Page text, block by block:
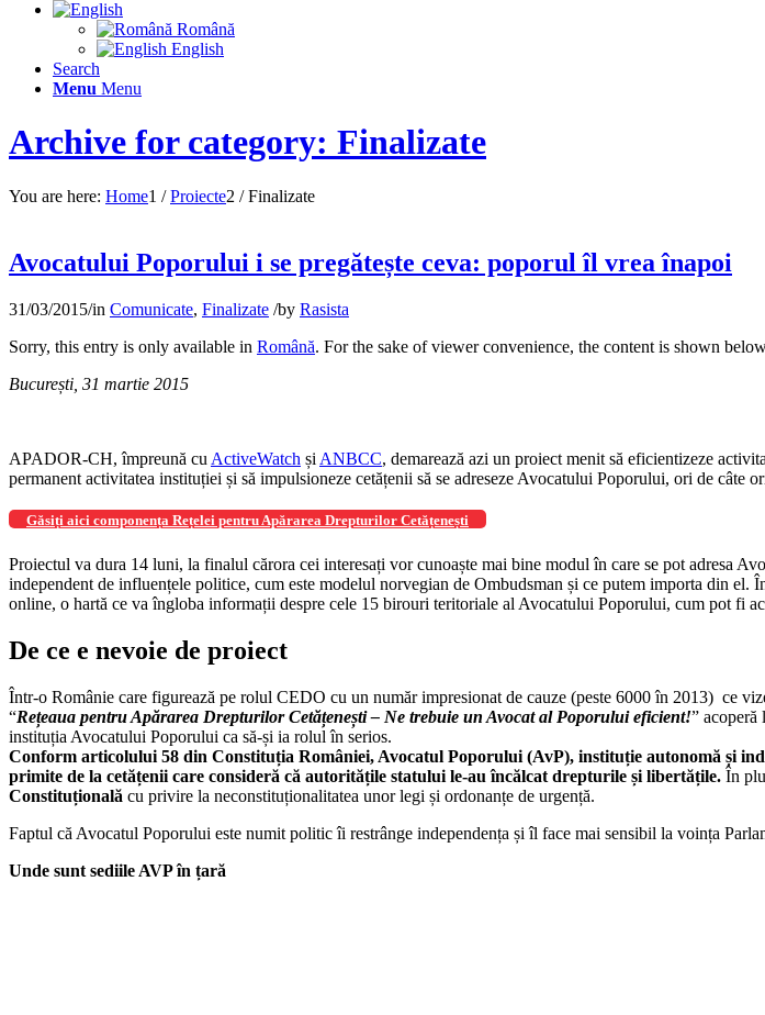
Română
English
Search
Menu Menu
Archive for category: Finalizate
You are here: Home1 / Proiecte2 / Finalizate
Avocatului Poporului i se pregătește ceva: poporul îl vrea înapoi
31/03/2015/in Comunicate, Finalizate /by Rasista
Sorry, this entry is only available in Română. For the sake of viewer convenience, the content is shown
București, 31 martie 2015
APADOR-CH, împreună cu ActiveWatch și ANBCC, demarează azi un proiect menit să eficientizeze
permanent activitatea instituției și să impulsioneze cetățenii să se adreseze Avocatului Poporului, ori de câte
Găsiți aici componența Rețelei pentru Apărarea Drepturilor Cetățenești
Proiectul va dura 14 luni, la finalul cărora cei interesați vor cunoaște mai bine modul în care se pot adresa
independent de influențele politice, cum este modelul norvegian de Ombudsman și ce putem importa din
online, o hartă ce va îngloba informații despre cele 15 birouri teritoriale al Avocatului Poporului, cum pot fi
De ce e nevoie de proiect
Într-o Românie care figurează pe rolul CEDO cu un număr impresionat de cauze (peste 6000 în 2013) ce
“Rețeaua pentru Apărarea Drepturilor Cetățenești – Ne trebuie un Avocat al Poporului eficient!” acoperă
instituția Avocatului Poporului ca să-și ia rolul în serios.
Conform articolului 58 din Constituția României, Avocatul Poporului (AvP), instituție autonomă și
primite de la cetățenii care consideră că autoritățile statului le-au încălcat drepturile și libertățile. În
Constituțională cu privire la neconstituționalitatea unor legi și ordonanțe de urgență.
Faptul că Avocatul Poporului este numit politic îi restrânge independența și îl face mai sensibil la voința
Unde sunt sediile AVP în țară